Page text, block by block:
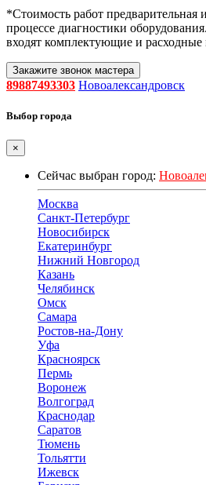
*Стоимость работ предварительная
процессе диагностики
входят комплектующие и расходные
Закажите звонок мастера
89887493303 Новоалександровск
Выбор города
×
Сейчас выбран город:
Москва
Санкт-Петербург
Новосибирск
Екатеринбург
Нижний Новгород
Казань
Челябинск
Омск
Самара
Ростов-на-Дону
Уфа
Красноярск
Пермь
Воронеж
Волгоград
Краснодар
Саратов
Тюмень
Тольятти
Ижевск